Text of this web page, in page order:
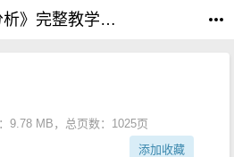
《仪器分析》完整教学课件(全套共11个文件1025页)|PPT课件下载
9.78 MB，总页数：1025页
添加收藏